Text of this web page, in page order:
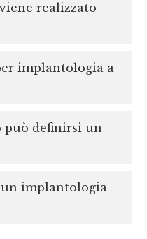
realizzato
implantologia a
definirsi un
un implantologia